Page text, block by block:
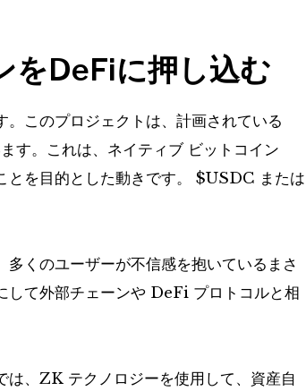
をDeFiに押し込む
このプロジェクトは、計画されている
す。これは、ネイティブ ビットコイン
を目的とした動きです。 $USDC または
くのユーザーが不信感を抱いているまさ
して外部チェーンや DeFi プロトコルと相
は、ZK テクノロジーを使用して、資産自